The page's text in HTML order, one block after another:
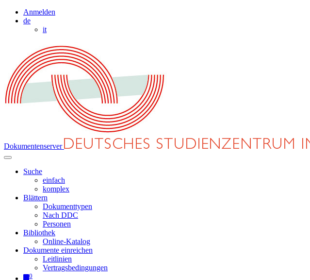
Anmelden
de
it
Dokumentenserver
Suche
einfach
komplex
Blättern
Dokumenttypen
Nach DDC
Personen
Bibliothek
Online-Katalog
Dokumente einreichen
Leitlinien
Vertragsbedingungen
0